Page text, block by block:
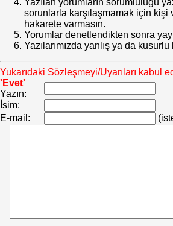
Yazılan yorumların sorumluluğu
sorunlarla karşılaşmamak için
hakarete varmasın.
Yorumlar denetlendikten sonra
Yazılarımızda yanlış ya da
Yukarıdaki Sözleşmeyi/Uyarıları kabul
'Evet'
Yazın:
İsim:
E-mail: